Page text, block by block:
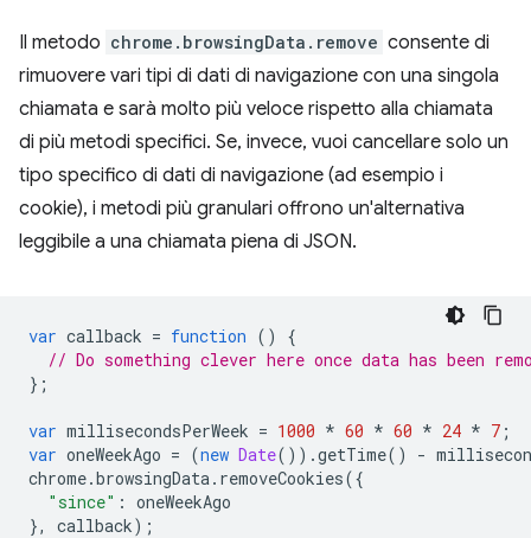
Il metodo chrome.browsingData.remove consente di
rimuovere vari tipi di dati di navigazione con una singola
chiamata e sarà molto più veloce rispetto alla chiamata
di più metodi specifici. Se, invece, vuoi cancellare solo un
tipo specifico di dati di navigazione (ad esempio i
cookie), i metodi più granulari offrono un'alternativa
leggibile a una chiamata piena di JSON.
var callback = function ()
{
// Do something clever here once data has been
};
var millisecondsPerWeek = 1000 * 60 * 60 * 24 * 7 ;
var oneWeekAgo = (new Date()).getTime() -
chrome.browsingData. removeCookies({
"since" : oneWeekAgo
},
callback);